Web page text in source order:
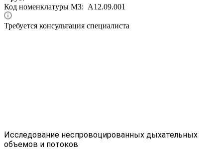
Код номенклатуры МЗ: A12.09.001
Требуется консультация специалиста
Исследование неспровоцированных дыхательных
объемов и потоков